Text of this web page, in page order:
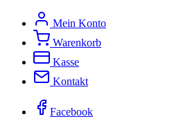
Mein Konto
Warenkorb
Kasse
Kontakt
Facebook